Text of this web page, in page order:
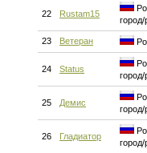
22 Rustam15
город/
23 Ветеран
24 Status
город/
25 Демис
город/
26 Гладиатор
город/